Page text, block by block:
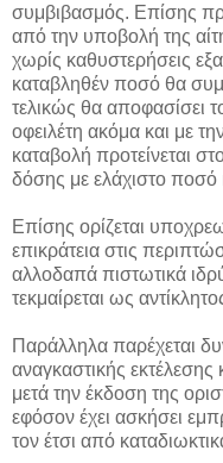
συμβιβασμός. Επίσης
από την υποβολή της
χωρίς καθυστερήσεις
καταβληθέν ποσό θα
τελικώς θα αποφασίσει
οφειλέτη ακόμα και με
καταβολή προτείνεται
δόσης με ελάχιστο
Επίσης ορίζεται
επικράτεια στις
αλλοδαπά πιστωτικά
τεκμαίρεται ως
Παράλληλα παρέχεται
αναγκαστικής εκτέλεσης
μετά την έκδοση της
εφόσον έχει ασκήσει
τον έτσι από